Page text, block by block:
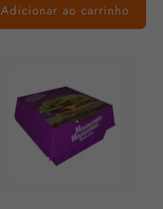
Adicionar ao carrinho